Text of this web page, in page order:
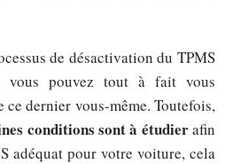
de désactivation du TPMS
vous pouvez tout à fait vous
ce dernier vous-même. Toutefois,
conditions sont à étudierafin
adéquat pour votre voiture, cela